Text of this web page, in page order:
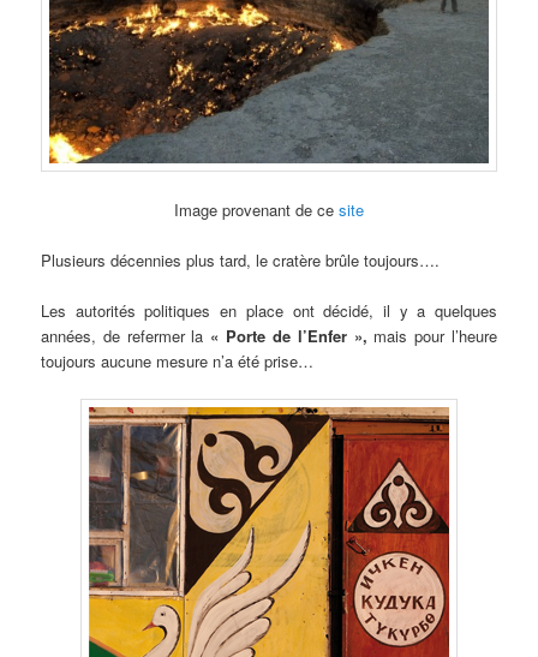
Image provenant de ce site
Plusieurs décennies plus tard, le cratère brûle toujours….
Les autorités politiques en place ont décidé, il y a quelques
années, de refermer la « Porte de l’Enfer », mais pour l’heure
toujours aucune mesure n’a été prise…